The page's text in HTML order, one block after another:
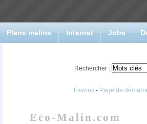
Plans malins Internet Jobs
Rechercher :
Favoris- Page de
Eco-Malin.com